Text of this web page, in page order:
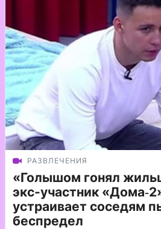
РАЗВЛЕЧЕНИЯ
«Голышом гонял
экс-участник
устраивает соседям
беспредел